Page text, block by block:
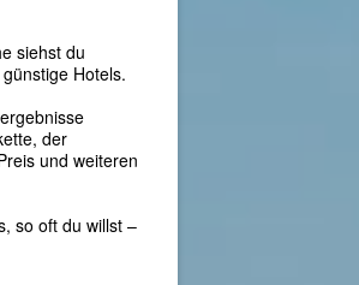
siehst du
Hotels.
der
und weiteren
so oft du willst –